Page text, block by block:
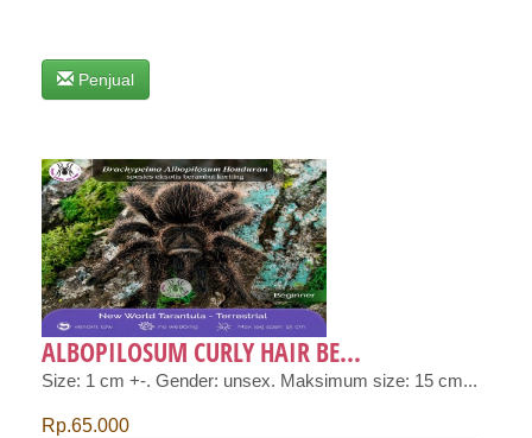
Penjual
ALBOPILOSUM CURLY HAIR BE...
Size: 1 cm +-. Gender: unsex. Maksimum size: 15 cm...
Rp.65.000